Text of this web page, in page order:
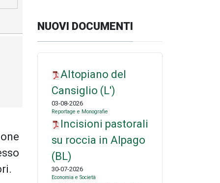
NUOVI DOCUMENTI
Altopiano del
Cansiglio (L')
03-08-2026
Reportage e Monografie
Incisioni pastorali
su roccia in Alpago
(BL)
30-07-2026
Economia e Società